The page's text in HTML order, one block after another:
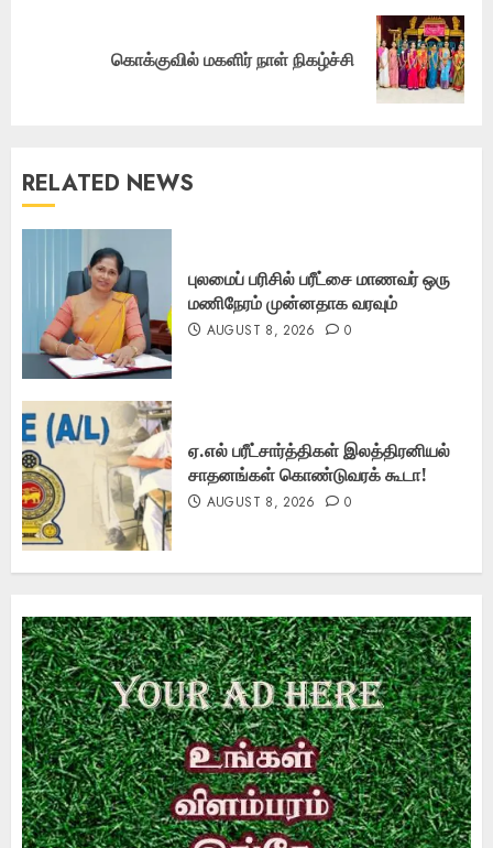
கொக்குவில் மகளிர் நாள் நிகழ்ச்சி
RELATED NEWS
புலமைப் பரிசில் பரீட்சை மாணவர் ஒரு
மணிநேரம் முன்னதாக வரவும்
AUGUST 8, 2026 0
ஏ.எல் பரீட்சார்த்திகள் இலத்திரனியல்
சாதனங்கள் கொண்டுவரக் கூடா!
AUGUST 8, 2026 0